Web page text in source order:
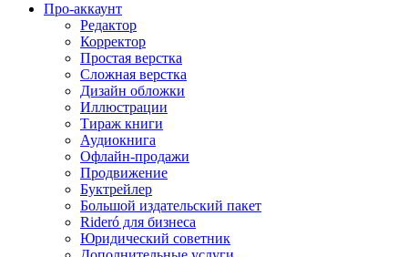
Про-аккаунт
Редактор
Корректор
Простая верстка
Сложная верстка
Дизайн обложки
Иллюстрации
Тираж книги
Аудиокнига
Офлайн-продажи
Продвижение
Буктрейлер
Большой издательский пакет
Rideró для бизнеса
Юридический советник